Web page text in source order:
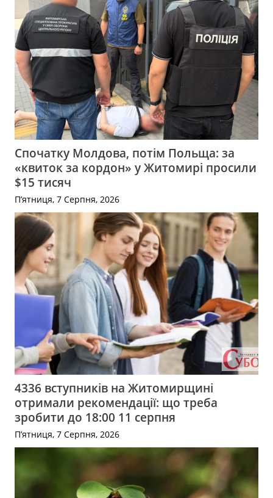
Спочатку Молдова, потім Польща: за
«квиток за кордон» у Житомирі просили
$15 тисяч
П’ятниця, 7 Серпня, 2026
4336 вступників на Житомирщині
отримали рекомендації: що треба
зробити до 18:00 11 серпня
П’ятниця, 7 Серпня, 2026